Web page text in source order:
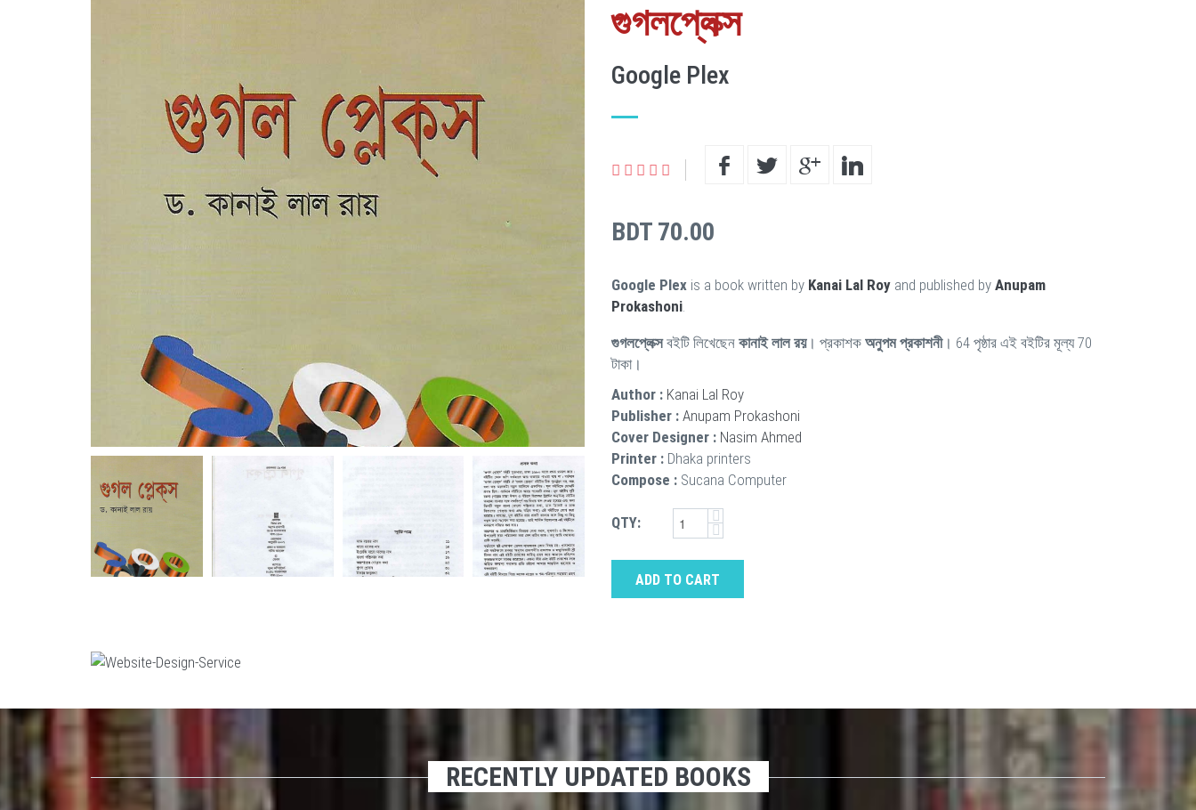
গুগলপ্লেক্স
Google Plex
BDT 70.00
Google Plex is a book written by Kanai Lal Roy and published by Anupam
Prokashoni.
গুগলপ্লেক্সবইটি লিখেছেন কানাই লাল রয়। প্রকাশক অনুপম প্রকাশনী। 64 পৃষ্ঠার এই বইটির মূল্য 70
টাকা।
Author : Kanai Lal Roy
Publisher : Anupam Prokashoni
Cover Designer : Nasim Ahmed
Printer : Dhaka printers
Compose : Sucana Computer
QTY:
ADD TO CART
RECENTLY UPDATED BOOKS